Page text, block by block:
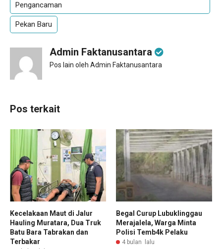
Pengancaman
Pekan Baru
Admin Faktanusantara
Pos lain oleh Admin Faktanusantara
Pos terkait
Kecelakaan Maut di Jalur
Hauling Muratara, Dua Truk
Batu Bara Tabrakan dan
Terbakar
Begal Curup Lubuklinggau
Merajalela, Warga Minta
Polisi Temb4k Pelaku
4 bulan lalu